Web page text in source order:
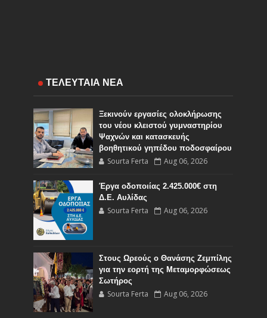
ΤΕΛΕΥΤΑΙΑ ΝΕΑ
Ξεκινούν εργασίες ολοκλήρωσης
του νέου κλειστού γυμναστηρίου
Ψαχνών και κατασκευής
βοηθητικού γηπέδου ποδοσφαίρου
Sourta Ferta Aug 06, 2026
Έργα οδοποιίας 2.425.000€ στη
Δ.Ε. Αυλίδας
Sourta Ferta Aug 06, 2026
Στους Ωρεούς ο Θανάσης Ζεμπίλης
για την εορτή της Μεταμορφώσεως
Σωτήρος
Sourta Ferta Aug 06, 2026